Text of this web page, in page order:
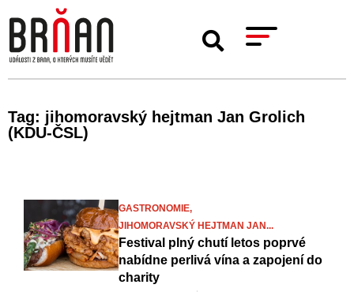
Tag: jihomoravský hejtman Jan Grolich
(KDU-ČSL)
GASTRONOMIE,
JIHOMORAVSKÝ HEJTMAN JAN...
Festival plný chutí letos poprvé
nabídne perlivá vína a zapojení do
charity